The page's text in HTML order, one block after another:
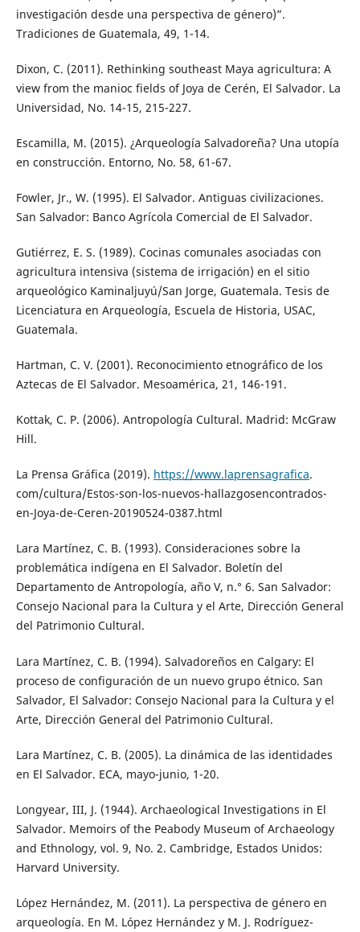
investigación desde una perspectiva de género)”.
Tradiciones de Guatemala, 49, 1-14.
Dixon, C. (2011). Rethinking southeast Maya agricultura: A
view from the manioc fields of Joya de Cerén, El Salvador. La
Universidad, No. 14-15, 215-227.
Escamilla, M. (2015). ¿Arqueología Salvadoreña? Una utopía
en construcción. Entorno, No. 58, 61-67.
Fowler, Jr., W. (1995). El Salvador. Antiguas civilizaciones.
San Salvador: Banco Agrícola Comercial de El Salvador.
Gutiérrez, E. S. (1989). Cocinas comunales asociadas con
agricultura intensiva (sistema de irrigación) en el sitio
arqueológico Kaminaljuyú/San Jorge, Guatemala. Tesis de
Licenciatura en Arqueología, Escuela de Historia, USAC,
Guatemala.
Hartman, C. V. (2001). Reconocimiento etnográfico de los
Aztecas de El Salvador. Mesoamérica, 21, 146-191.
Kottak, C. P. (2006). Antropología Cultural. Madrid: McGraw
Hill.
La Prensa Gráfica (2019). https://www.laprensagrafica.
com/cultura/Estos-son-los-nuevos-hallazgosencontrados-
en-Joya-de-Ceren-20190524-0387.html
Lara Martínez, C. B. (1993). Consideraciones sobre la
problemática indígena en El Salvador. Boletín del
Departamento de Antropología, año V, n.° 6. San Salvador:
Consejo Nacional para la Cultura y el Arte, Dirección General
del Patrimonio Cultural.
Lara Martínez, C. B. (1994). Salvadoreños en Calgary: El
proceso de configuración de un nuevo grupo étnico. San
Salvador, El Salvador: Consejo Nacional para la Cultura y el
Arte, Dirección General del Patrimonio Cultural.
Lara Martínez, C. B. (2005). La dinámica de las identidades
en El Salvador. ECA, mayo-junio, 1-20.
Longyear, III, J. (1944). Archaeological Investigations in El
Salvador. Memoirs of the Peabody Museum of Archaeology
and Ethnology, vol. 9, No. 2. Cambridge, Estados Unidos:
Harvard University.
López Hernández, M. (2011). La perspectiva de género en
arqueología. En M. López Hernández y M. J. Rodríguez-